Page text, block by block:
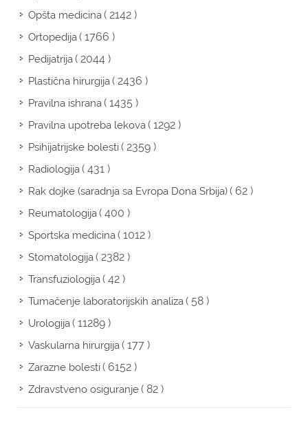
Opšta medicina( 2142 )
Ortopedija( 1766 )
Pedijatrija( 2044 )
Plastična hirurgija( 2436 )
Pravilna ishrana( 1435 )
Pravilna upotreba lekova( 1292 )
Psihijatrijske bolesti( 2359 )
Radiologija( 431 )
Rak dojke (saradnja sa Evropa Dona Srbija)( 62 )
Reumatologija( 400 )
Sportska medicina( 1012 )
Stomatologija( 2382 )
Transfuziologija( 42 )
Tumačenje laboratorijskih analiza( 58 )
Urologija( 11289 )
Vaskularna hirurgija( 177 )
Zarazne bolesti( 6152 )
Zdravstveno osiguranje( 82 )